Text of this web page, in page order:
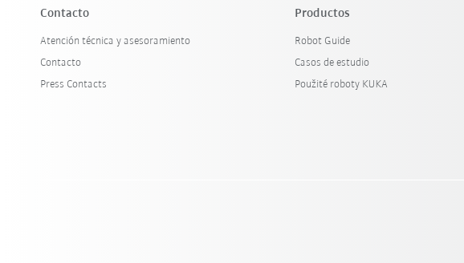
Contacto
Atención técnica y asesoramiento
Contacto
Press Contacts
Productos
Robot Guide
Casos de estudio
Použité roboty KUKA